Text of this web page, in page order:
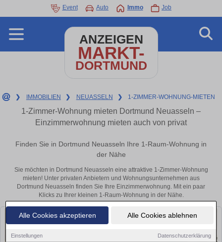
Alle Cookies akzeptieren Alle Cookies ablehnen
Einstellungen Datenschutzerklärung
Event Auto Immo Job
ANZEIGEN
MARKT-
DORTMUND
❯ IMMOBILIEN ❯ NEUASSELN ❯ 1-ZIMMER-WOHNUNG-MIETEN
1-Zimmer-Wohnung mieten Dortmund Neuasseln –
Einzimmerwohnung mieten auch von privat
Finden Sie in Dortmund Neuasseln Ihre 1-Raum-Wohnung in
der Nähe
Sie möchten in Dortmund Neuasseln eine attraktive 1-Zimmer-Wohnung
mieten! Unter privaten Anbietern und Wohnungsunternehmen aus
Dortmund Neuasseln finden Sie Ihre Einzimmerwohnung. Mit ein paar
Klicks zu Ihrer kleinen 1-Raum-Wohnung in der Nähe.